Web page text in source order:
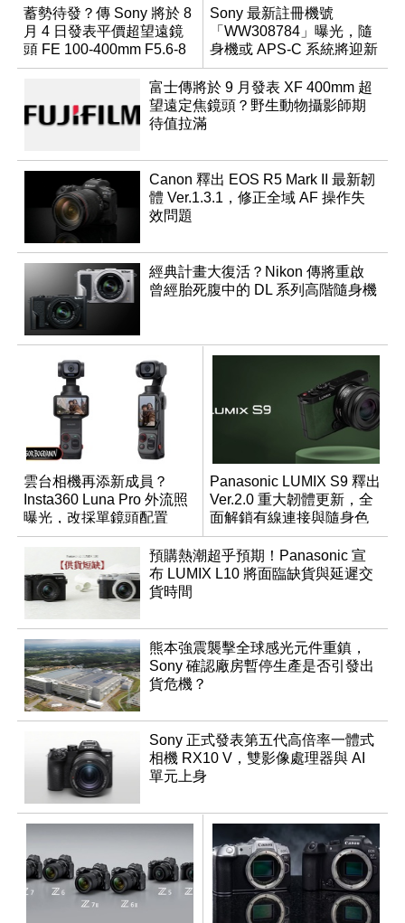
蓄勢待發？傳 Sony 將於 8
月 4 日發表平價超望遠鏡
頭 FE 100-400mm F5.6-8
Sony 最新註冊機號
「WW308784」曝光，隨
身機或 APS-C 系統將迎新
成員？
富士傳將於 9 月發表 XF 400mm 超
望遠定焦鏡頭？野生動物攝影師期
待值拉滿
Canon 釋出 EOS R5 Mark II 最新韌
體 Ver.1.3.1，修正全域 AF 操作失
效問題
經典計畫大復活？Nikon 傳將重啟
曾經胎死腹中的 DL 系列高階隨身機
雲台相機再添新成員？
Insta360 Luna Pro 外流照
曝光，改採單鏡頭配置
Panasonic LUMIX S9 釋出
Ver.2.0 重大韌體更新，全
面解鎖有線連接與隨身色
調編輯
預購熱潮超乎預期！Panasonic 宣
布 LUMIX L10 將面臨缺貨與延遲交
貨時間
熊本強震襲擊全球感光元件重鎮，
Sony 確認廠房暫停生產是否引發出
貨危機？
Sony 正式發表第五代高倍率一體式
相機 RX10 V，雙影像處理器與 AI
單元上身